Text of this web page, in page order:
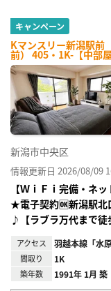
キャンペーン
Kマンスリー新潟駅前
前） 405・1K-【中部
新潟市中央区
情報更新日 2026/08/09
【ＷｉＦｉ完備・ネ
★電子契約🆗新潟駅北
♪【ラブラ万代まで
アクセス 羽越本線「水原
間取り 1K
築年数 1991年 1月 築